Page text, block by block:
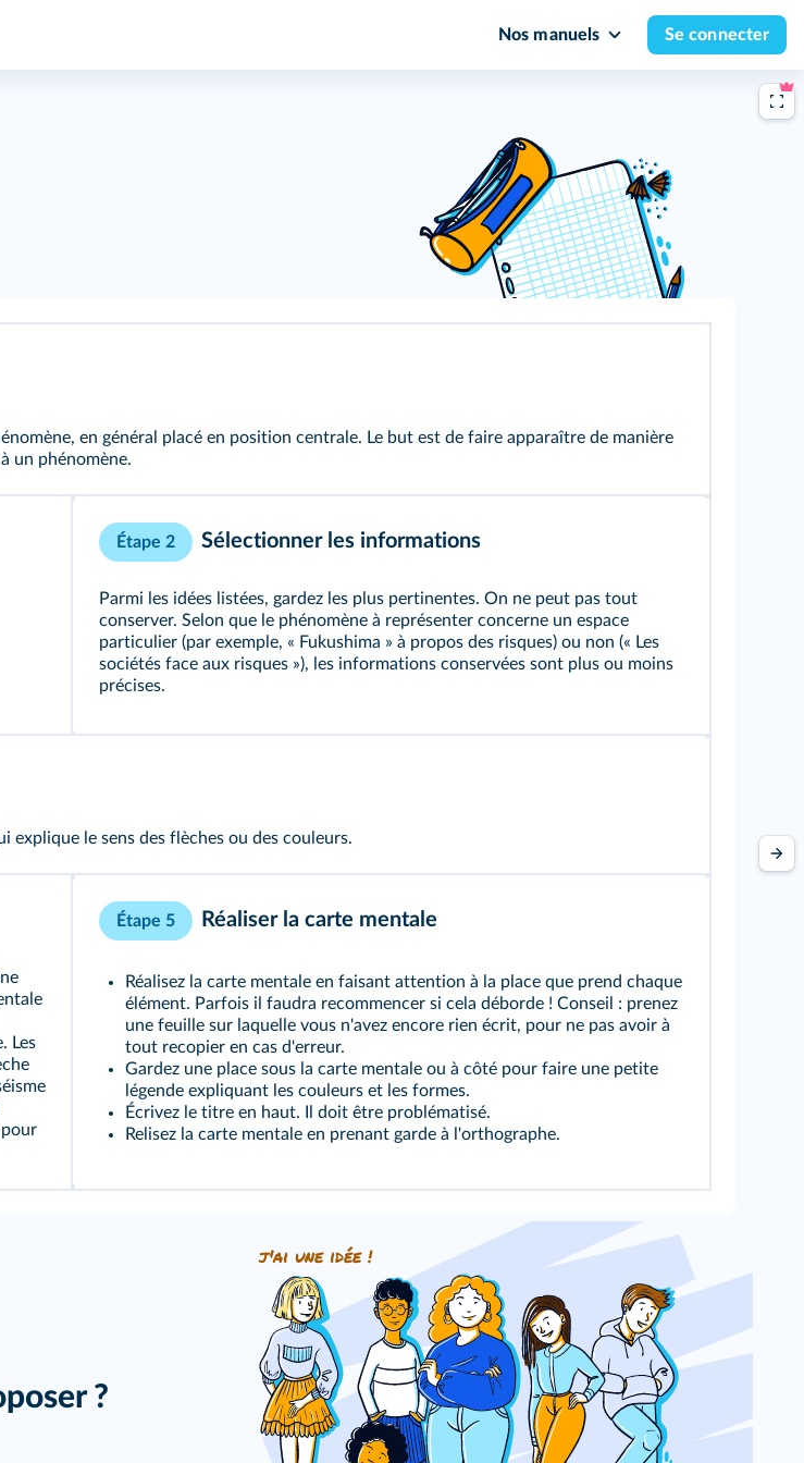
Nos manuels Se connecter
en général placé en position centrale. Le but est de faire apparaître de manière
un phénomène.
Étape 2 Sélectionner les informations
Parmi les idées listées, gardez les plus pertinentes. On ne peut pas tout
conserver. Selon que le phénomène à représenter concerne un espace
particulier (par exemple, « Fukushima » à propos des risques) ou non (« Les
sociétés face aux risques »), les informations conservées sont plus ou moins
précises.
explique le sens des flèches ou des couleurs.
Les
Étape 5 Réaliser la carte mentale
Réalisez la carte mentale en faisant attention à la place que prend chaque
élément. Parfois il faudra recommencer si cela déborde ! Conseil : prenez
une feuille sur laquelle vous n'avez encore rien écrit, pour ne pas avoir à
tout recopier en cas d'erreur.
Gardez une place sous la carte mentale ou à côté pour faire une petite
légende expliquant les couleurs et les formes.
Écrivez le titre en haut. Il doit être problématisé.
Relisez la carte mentale en prenant garde à l'orthographe.
?
j'ai une idée !